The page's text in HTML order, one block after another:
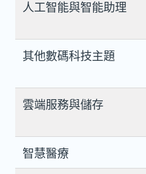
人工智能與智能助理
其他數碼科技主題
雲端服務與儲存
智慧醫療